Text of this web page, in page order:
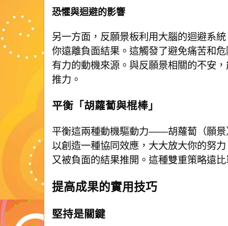
恐懼與迴避的影響
另一方面，反願景板利用大腦的迴避系
你遠離負面結果。這觸發了避免痛苦和
有力的動機來源。與反願景相關的不安
推力。
平衡「胡蘿蔔與棍棒」
平衡這兩種動機驅動力——胡蘿蔔（願
以創造一種協同效應，大大放大你的努
又被負面的結果推開。這種雙重策略遠
提高成果的實用技巧
堅持是關鍵